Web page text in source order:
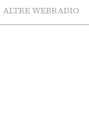
ALTRE WEBRADIO